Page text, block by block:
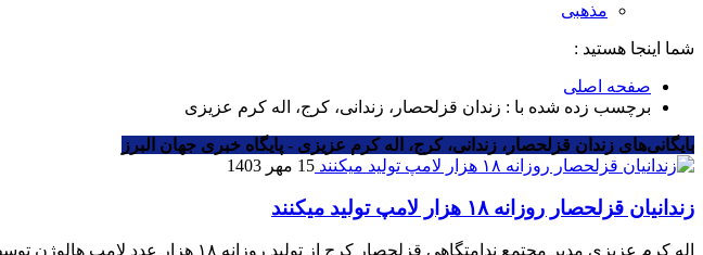
مذهبی
شما اینجا هستید :
صفحه اصلی
برچسب زده شده با : زندان قزلحصار، زندانی، کرج، اله کرم عزیزی
بایگانی‌های زندان قزلحصار، زندانی، کرج، اله کرم عزیزی - پایگاه خبری جهان البرز
15 مهر 1403
زندانیان قزلحصار روزانه ۱۸ هزار لامپ تولید میکنند